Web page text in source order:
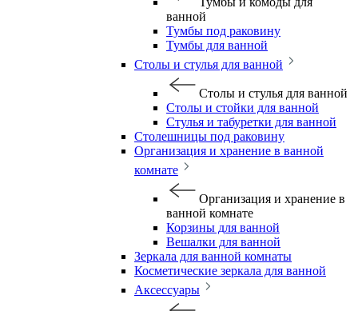
ванной
Тумбы под раковину
Тумбы для ванной
Столы и стулья для ванной
Столы и стулья для ванной
Столы и стойки для ванной
Стулья и табуретки для ванной
Столешницы под раковину
Организация и хранение в ванной
комнате
Организация и хранение в
ванной комнате
Корзины для ванной
Вешалки для ванной
Зеркала для ванной комнаты
Косметические зеркала для ванной
Аксессуары